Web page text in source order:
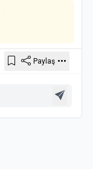
Paylaş